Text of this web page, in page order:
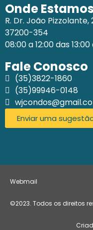
Onde
R. Dr. João
37200-354
08:00 a 12:00 das
Fale Conosco
(35)3822-1860
(35)99946-0148
Enviar uma
Webmail
©2023. Todos os direitos